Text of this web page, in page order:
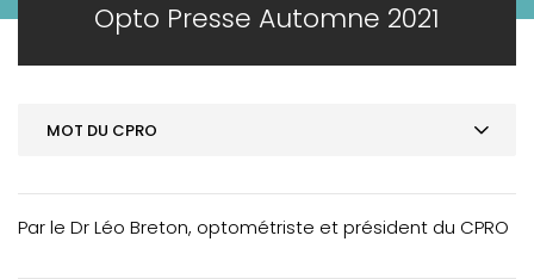
Opto Presse Automne 2021
MOT DU CPRO
MOT DE LA PRÉSIDENCE
Par le Dr Léo Breton, optométriste et président du CPRO